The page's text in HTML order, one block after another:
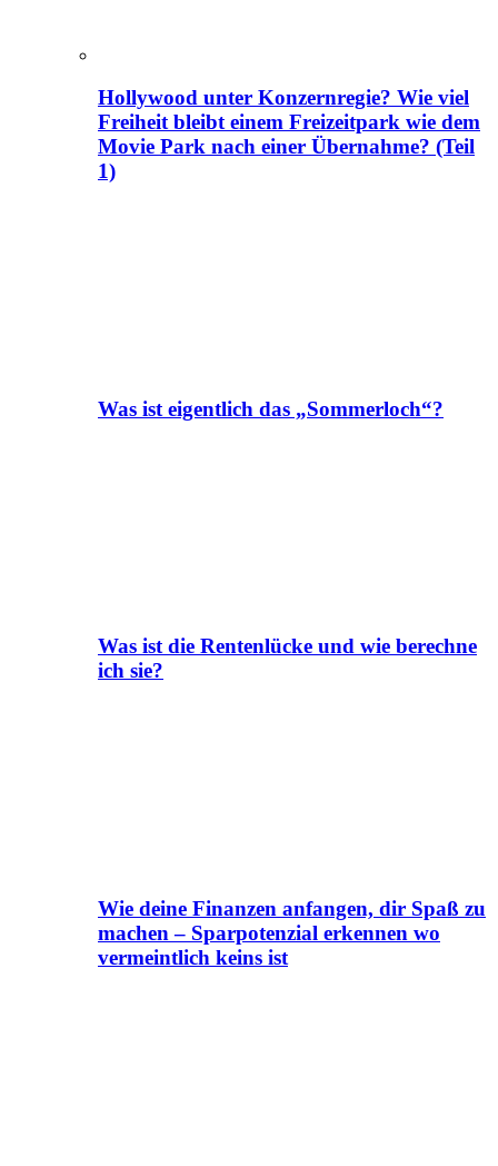
Hollywood unter Konzernregie? Wie viel
Freiheit bleibt einem Freizeitpark wie dem
Movie Park nach einer Übernahme? (Teil
1)
Was ist eigentlich das „Sommerloch“?
Was ist die Rentenlücke und wie berechne
ich sie?
Wie deine Finanzen anfangen, dir Spaß zu
machen – Sparpotenzial erkennen wo
vermeintlich keins ist